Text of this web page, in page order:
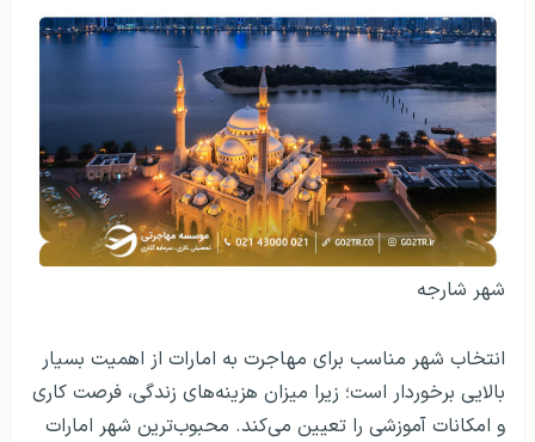
شهر شارجه
انتخاب شهر مناسب برای مهاجرت به امارات از اهمیت بسیار
بالایی برخوردار است؛ زیرا میزان هزینه‌های زندگی، فرصت کاری
و امکانات آموزشی را تعیین می‌کند. محبوب‌ترین شهر امارات